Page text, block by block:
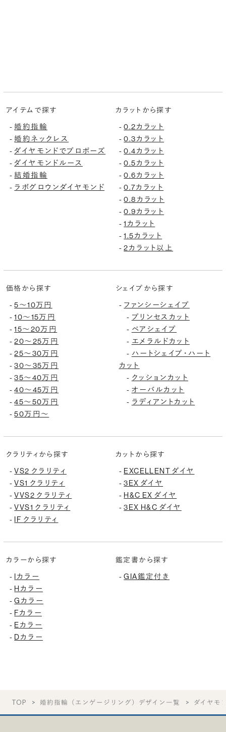
アイテムで探す
-婚約指輪
-婚約ネックレス
-ダイヤモンドでプロポーズ
-ダイヤモンドルース
-結婚指輪
- ラボグロウンダイヤモンド
カラットから探す
-0.2カラット
-0.3カラット
-0.4カラット
-0.5カラット
-0.6カラット
-0.7カラット
-0.8カラット
-0.9カラット
-1カラット
-1.5カラット
-2カラット以上
価格から探す
-5〜10万円
-10〜15万円
-15〜20万円
-20〜25万円
-25〜30万円
-30〜35万円
-35〜40万円
-40〜45万円
-45〜50万円
-50万円〜
シェイプから探す
- ファンシーシェイプ
- プリンセスカット
- ペアシェイプ
- エメラルドカット
- ハートシェイプ・ハート
カット
- クッションカット
- オーバルカット
- ラディアントカット
クラリティから探す
-VS2 クラリティ
-VS1 クラリティ
-VVS2 クラリティ
-VVS1 クラリティ
- IF クラリティ
カットから探す
- EXCELLENT ダイヤ
-3EX ダイヤ
- H&C EX ダイヤ
-3EX H&C ダイヤ
カラーから探す
- Iカラー
- Hカラー
-Gカラー
- Fカラー
- Eカラー
- Dカラー
鑑定書から探す
-GIA鑑定付き
TOP 婚約指輪（エンゲージリング）デザイン一覧 ダイヤモ